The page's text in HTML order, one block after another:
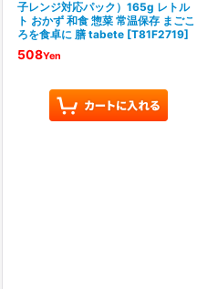
子レンジ対応パック）165g レトル
ト おかず 和食 惣菜 常温保存 まごこ
ろを食卓に 膳 tabete [T81F2719]
508Yen